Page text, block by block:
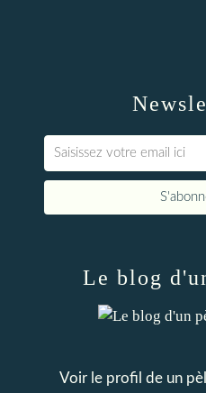
Le blog
Voir le profil de un